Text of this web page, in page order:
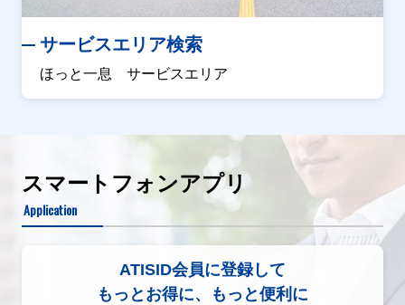
サービスエリア検索
ほっと一息 サービスエリア
スマートフォンアプリ
Application
ATISID会員に登録して
もっとお得に、もっと便利に